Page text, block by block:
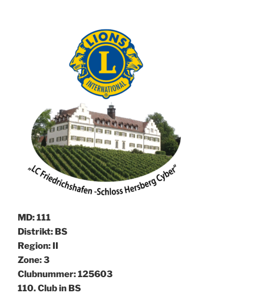
MD: 111
Distrikt: BS
Region: II
Zone: 3
Clubnummer: 125603
110. Club in BS